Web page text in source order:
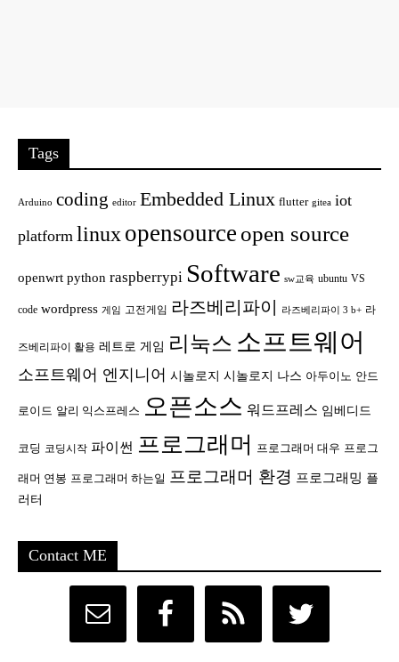
Tags
Arduino coding editor Embedded Linux flutter gitea iot
platform linux opensource open source
openwrt python raspberrypi Software sw교육 ubuntu VS
code wordpress 게임 고전게임 라즈베리파이 라즈베리파이 3 b+ 라
즈베리파이 활용 레트로 게임 리눅스 소프트웨어
소프트웨어 엔지니어 시놀로지 시놀로지 나스 아두이노 안드
로이드 알리 익스프레스 오픈소스 워드프레스 임베디드
코딩 코딩시작 파이썬 프로그래머 프로그래머 대우 프로그
래머 연봉 프로그래머 하는일 프로그래머 환경 프로그래밍 플
러터
Contact ME